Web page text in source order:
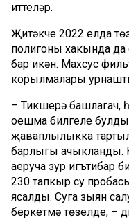
иттеләр.
Җитәкче 2022 елда
полигоны хакында да
бар икән. Махсус
корылмалары
– Тикшерә башлагач,
оешма билгеле
җаваплылыкка
барлыгы ачыкланды.
аеруча зур игътибар
230 тапкыр су
ясалды. Суга зыян
беркетмә төзелде, –